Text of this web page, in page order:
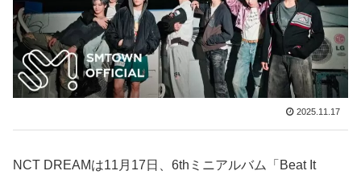
2025.11.17
NCT DREAMは11月17日、6thミニアルバム「Beat It